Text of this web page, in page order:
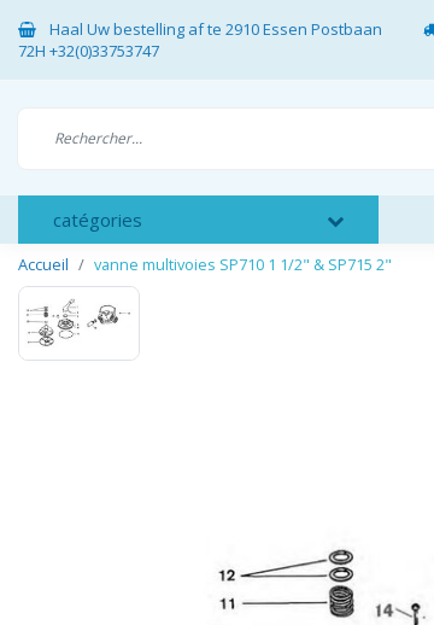
Haal Uw bestelling af te 2910 Essen Postbaan
72H +32(0)33753747
catégories
Accueil vanne multivoies SP710 1 1/2" & SP715 2"